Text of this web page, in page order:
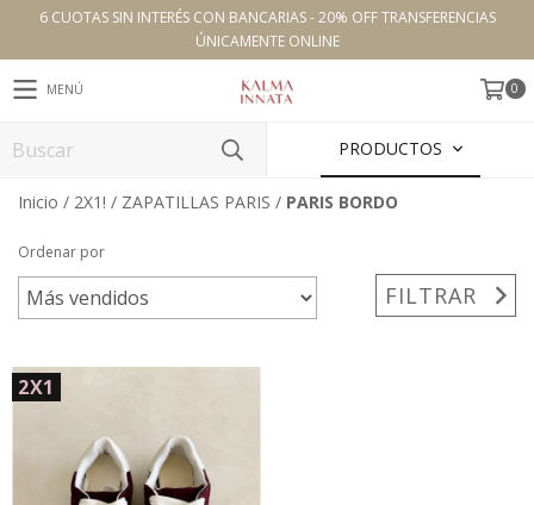
6 CUOTAS SIN INTERÉS CON BANCARIAS - 20% OFF TRANSFERENCIAS
ÚNICAMENTE ONLINE
MENÚ 0
PRODUCTOS
Inicio / 2X1! / ZAPATILLAS PARIS / PARIS BORDO
Ordenar por
FILTRAR
2X1